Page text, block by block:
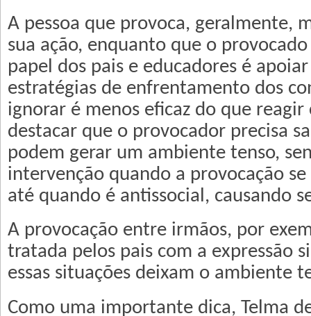
A pessoa que provoca, geralmente,
sua ação, enquanto que o
papel dos pais e educadores é
estratégias de enfrentamento dos
ignorar é menos eficaz do que reagir
destacar que o provocador precisa
podem gerar um ambiente tenso,
intervenção quando a provocação
até quando é antissocial, causando
A provocação entre irmãos, por
tratada pelos pais com a expressão
essas situações deixam o ambiente
Como uma importante dica, Telma